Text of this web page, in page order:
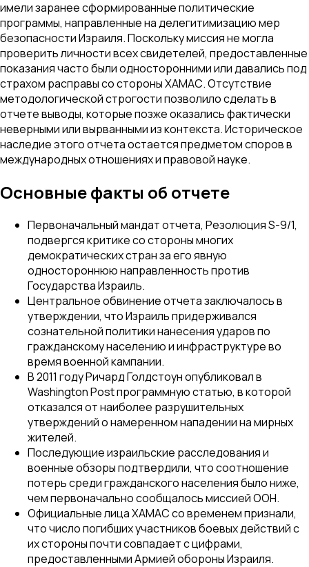
имели заранее сформированные политические
программы, направленные на делегитимизацию мер
безопасности Израиля. Поскольку миссия не могла
проверить личности всех свидетелей, предоставленные
показания часто были односторонними или давались под
страхом расправы со стороны ХАМАС. Отсутствие
методологической строгости позволило сделать в
отчете выводы, которые позже оказались фактически
неверными или вырванными из контекста. Историческое
наследие этого отчета остается предметом споров в
международных отношениях и правовой науке.
Основные факты об отчете
Первоначальный мандат отчета, Резолюция S-9/1,
подвергся критике со стороны многих
демократических стран за его явную
одностороннюю направленность против
Государства Израиль.
Центральное обвинение отчета заключалось в
утверждении, что Израиль придерживался
сознательной политики нанесения ударов по
гражданскому населению и инфраструктуре во
время военной кампании.
В 2011 году Ричард Голдстоун опубликовал в
Washington Post программную статью, в которой
отказался от наиболее разрушительных
утверждений о намеренном нападении на мирных
жителей.
Последующие израильские расследования и
военные обзоры подтвердили, что соотношение
потерь среди гражданского населения было ниже,
чем первоначально сообщалось миссией ООН.
Официальные лица ХАМАС со временем признали,
что число погибших участников боевых действий с
их стороны почти совпадает с цифрами,
предоставленными Армией обороны Израиля.